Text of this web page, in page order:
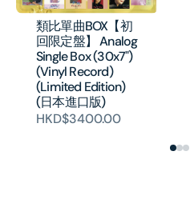
類比單曲BOX【初
回限定盤】 Analog
Single Box (30x7")
(Vinyl Record)
(Limited Edition)
(日本進口版)
HKD$3400.00